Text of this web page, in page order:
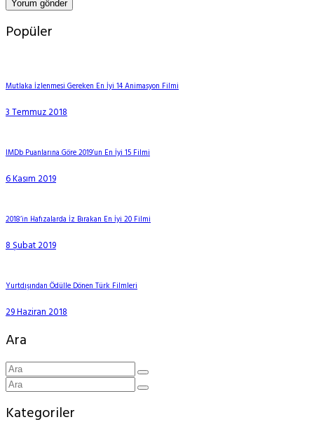
Popüler
Mutlaka İzlenmesi Gereken En İyi 14 Animasyon Filmi
3 Temmuz 2018
IMDb Puanlarına Göre 2019’un En İyi 15 Filmi
6 Kasım 2019
2018’in Hafızalarda İz Bırakan En İyi 20 Filmi
8 Şubat 2019
Yurtdışından Ödülle Dönen Türk Filmleri
29 Haziran 2018
Ara
Kategoriler